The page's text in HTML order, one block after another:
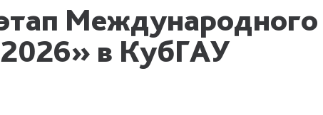
Международного
в КубГАУ